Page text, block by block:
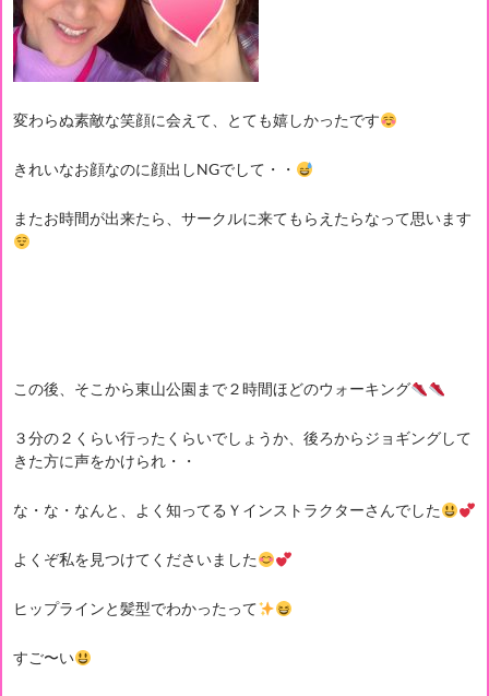
変わらぬ素敵な笑顔に会えて、とても嬉しかったです
きれいなお顔なのに顔出しNGでして・・
またお時間が出来たら、サークルに来てもらえたらなって思います
この後、そこから東山公園まで２時間ほどのウォーキング
３分の２くらい行ったくらいでしょうか、後ろからジョギングして
きた方に声をかけられ・・
な・な・なんと、よく知ってるＹインストラクターさんでした
よくぞ私を見つけてくださいました
ヒップラインと髪型でわかったって
すご〜い